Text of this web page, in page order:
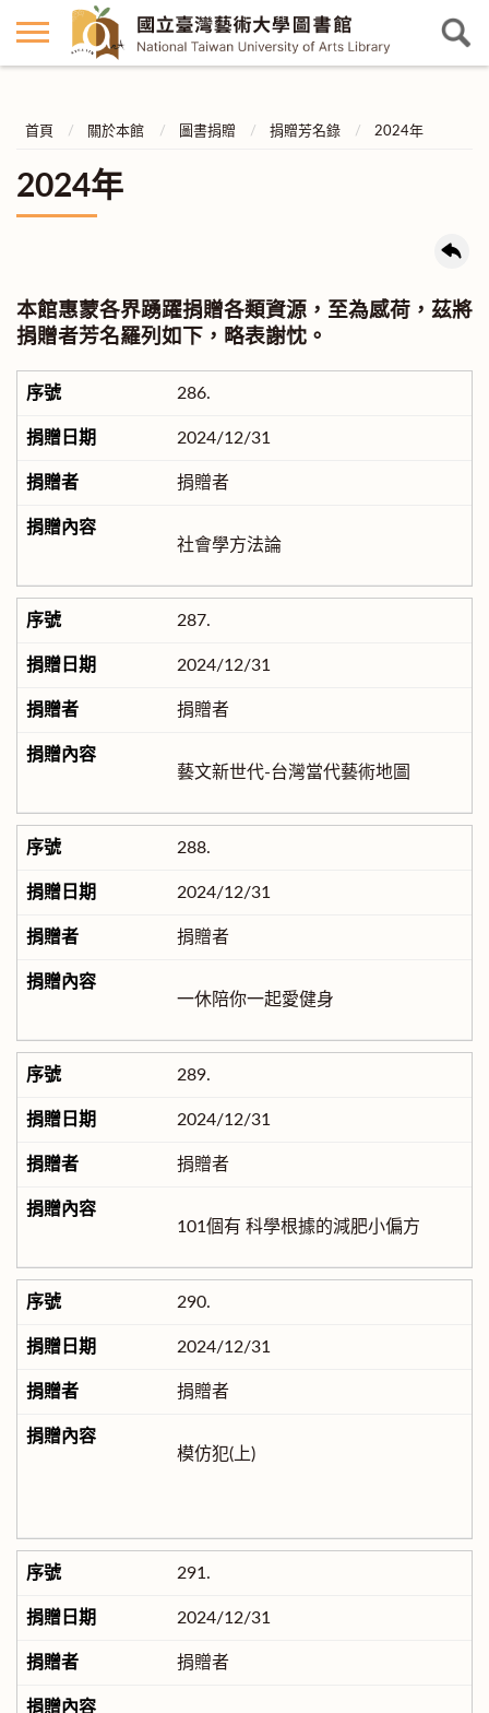
首頁 關於本館 圖書捐贈 捐贈芳名錄 2024年
2024年
本館惠蒙各界踴躍捐贈各類資源，至為感荷，茲將
捐贈者芳名羅列如下，略表謝忱。
286.
2024/12/31
捐贈者
社會學方法論
287.
2024/12/31
捐贈者
藝文新世代-台灣當代藝術地圖
288.
2024/12/31
捐贈者
一休陪你一起愛健身
289.
2024/12/31
捐贈者
101個有 科學根據的減肥小偏方
290.
2024/12/31
捐贈者
模仿犯(上)
291.
2024/12/31
捐贈者